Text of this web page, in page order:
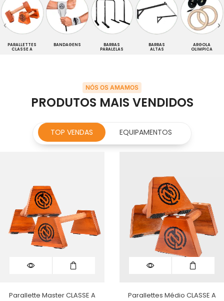
PARALLETTES
CLASSE A
BANDAGENS
BARRAS
PARALELAS
BARRAS
ALTAS
ARGOLA
OLIMPICA
NÓS OS AMAMOS
PRODUTOS MAIS VENDIDOS
TOP VENDAS EQUIPAMENTOS
Parallette Master CLASSE A Parallettes Médio CLASSE A